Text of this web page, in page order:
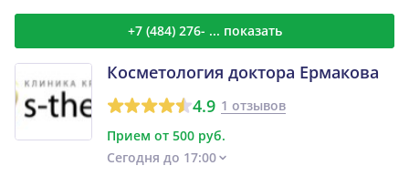
+7 (484) 276- ... показать
Косметология доктора Ермакова
4.9 1 отзывов
Прием от 500 руб.
Сегодня до 17:00